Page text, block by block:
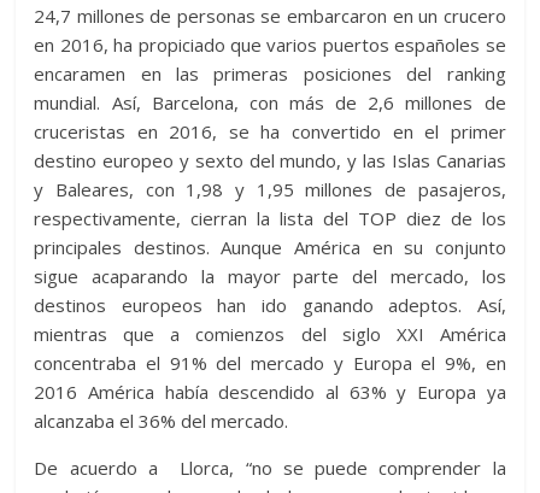
24,7 millones de personas se embarcaron en un crucero
en 2016, ha propiciado que varios puertos españoles se
encaramen en las primeras posiciones del ranking
mundial. Así, Barcelona, con más de 2,6 millones de
cruceristas en 2016, se ha convertido en el primer
destino europeo y sexto del mundo, y las Islas Canarias
y Baleares, con 1,98 y 1,95 millones de pasajeros,
respectivamente, cierran la lista del TOP diez de los
principales destinos. Aunque América en su conjunto
sigue acaparando la mayor parte del mercado, los
destinos europeos han ido ganando adeptos. Así,
mientras que a comienzos del siglo XXI América
concentraba el 91% del mercado y Europa el 9%, en
2016 América había descendido al 63% y Europa ya
alcanzaba el 36% del mercado.
De acuerdo a Llorca, “no se puede comprender la